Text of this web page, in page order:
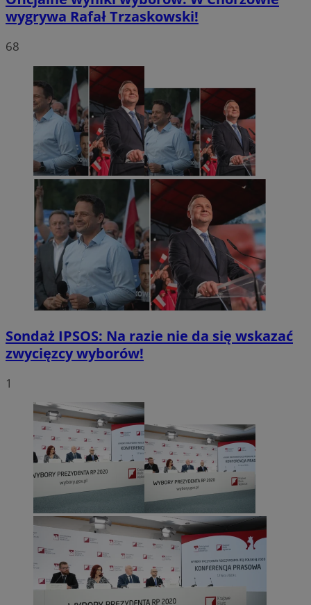
wygrywa Rafał Trzaskowski!
68
Sondaż IPSOS: Na razie nie da się wskazać
zwycięzcy wyborów!
1